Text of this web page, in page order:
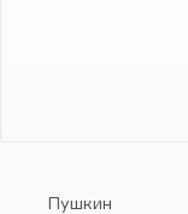
Пушкин